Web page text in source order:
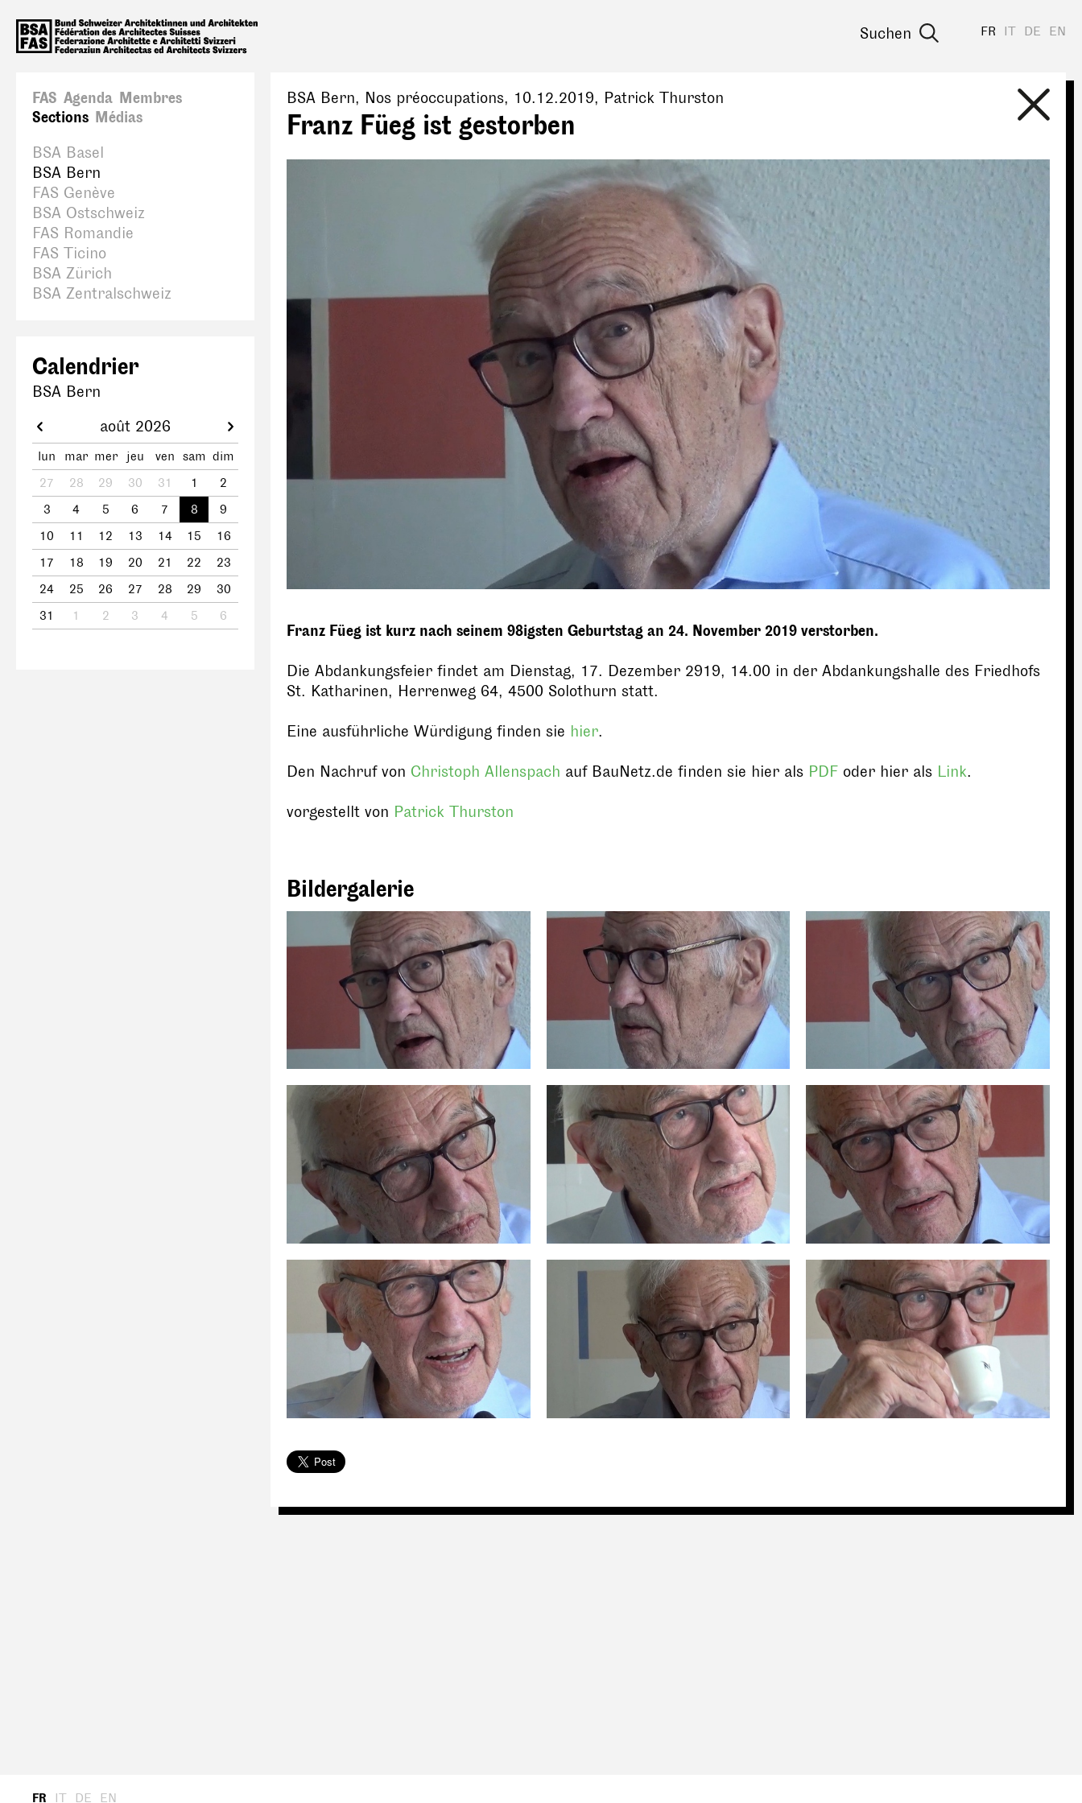
Suchen FR IT DE EN
FAS Agenda Membres
Sections Médias
BSA Basel
BSA Bern
FAS Genève
BSA Ostschweiz
FAS Romandie
FAS Ticino
BSA Zürich
BSA Zentralschweiz
BSA Bern, Nos préoccupations, 10.12.2019, Patrick Thurston
Franz Füeg ist gestorben
Franz Füeg ist kurz nach seinem 98igsten Geburtstag an 24. November 2019 verstorben.
Die Abdankungsfeier findet am Dienstag, 17. Dezember 2919, 14.00 in der Abdankungshalle des Friedhofs
St. Katharinen, Herrenweg 64, 4500 Solothurn statt.
Eine ausführliche Würdigung finden sie hier.
Den Nachruf von Christoph Allenspach auf BauNetz.de finden sie hier als PDF oder hier als Link.
vorgestellt von Patrick Thurston
Bildergalerie
Calendrier
BSA Bern
août 2026
lun mar mer jeu ven sam dim
27
28 29 30 31 1
2
3
4 5 6 7 8
9
10
11 12 13 14 15
16
17
18 19 20 21 22
23
24
25 26 27 28 29
30
31
1 2 3 4 5 6
FR IT DE EN